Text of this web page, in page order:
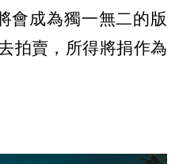
會成為獨一無二的版
拍賣，所得將捐作為